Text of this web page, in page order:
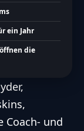
ein Jahr
die
Coach- und